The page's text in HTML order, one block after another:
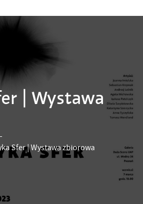
| Wystawa
Sfer | Wystawa zbiorowa